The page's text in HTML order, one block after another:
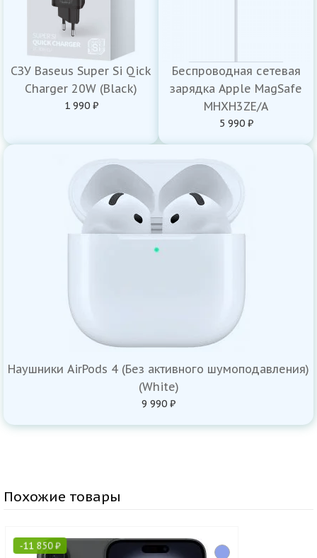
СЗУ Baseus Super Si Qick
Charger 20W (Black)
1 990 ₽
Беспроводная сетевая
зарядка Apple MagSafe
MHXH3ZE/A
5 990 ₽
Наушники AirPods 4 (Без активного шумоподавления)
(White)
9 990 ₽
Похожие товары
-11 850₽